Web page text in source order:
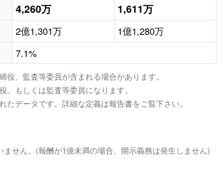
4,260万 1,611万
2億1,301万 1億1,280万
7.1%
役、監査等委員が含まれる場合があります。
、もしくは監査等委員になります。
たデータです。詳細な定義は報告書をご覧下さい。
ません。(報酬が1億未満の場合、開示義務は発生しません)